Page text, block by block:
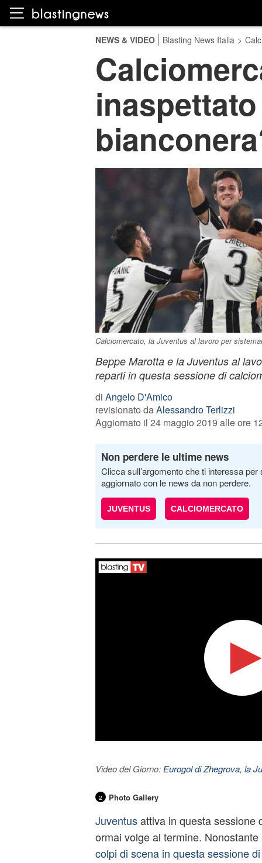
NEWS & VIDEO Blasting News Italia >
Calciomercato, la Juventus al lavoro per
Beppe Marotta e la Juventus al
reparti in questa sessione di
di Angelo D'Amico
revisionato daAlessandro Terlizzi
Aggiornato il 24 maggio 2019 alle ore
Non perdere le ultime news
Clicca sull’argomento che ti interessa
aggiornato con le news da non perdere.
JUVENTUS CALCIOMERCATO
Video del Giorno: Eurogol di Zhegrova, la
2 Photo Gallery
Juventusattiva in questa sessione
ormai volge al termine. Nonostante
colpi di scena in questa sessione